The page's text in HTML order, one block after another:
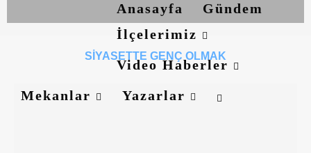
Anasayfa
Gündem
İlçelerimiz
Video Haberler
Mekanlar
Yazarlar
SIYASETTE GENÇ OLMAK